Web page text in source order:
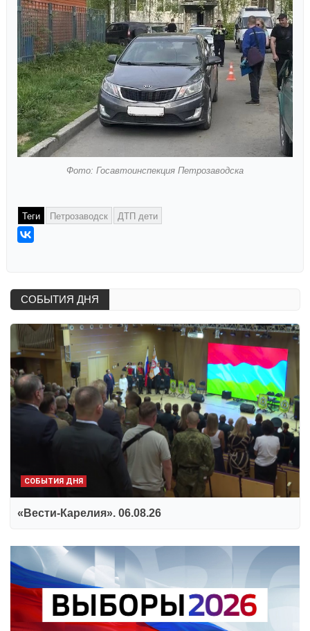
Фото: Госавтоинспекция Петрозаводска
Теги Петрозаводск ДТП дети
СОБЫТИЯ ДНЯ
СОБЫТИЯ ДНЯ
«Вести-Карелия». 06.08.26